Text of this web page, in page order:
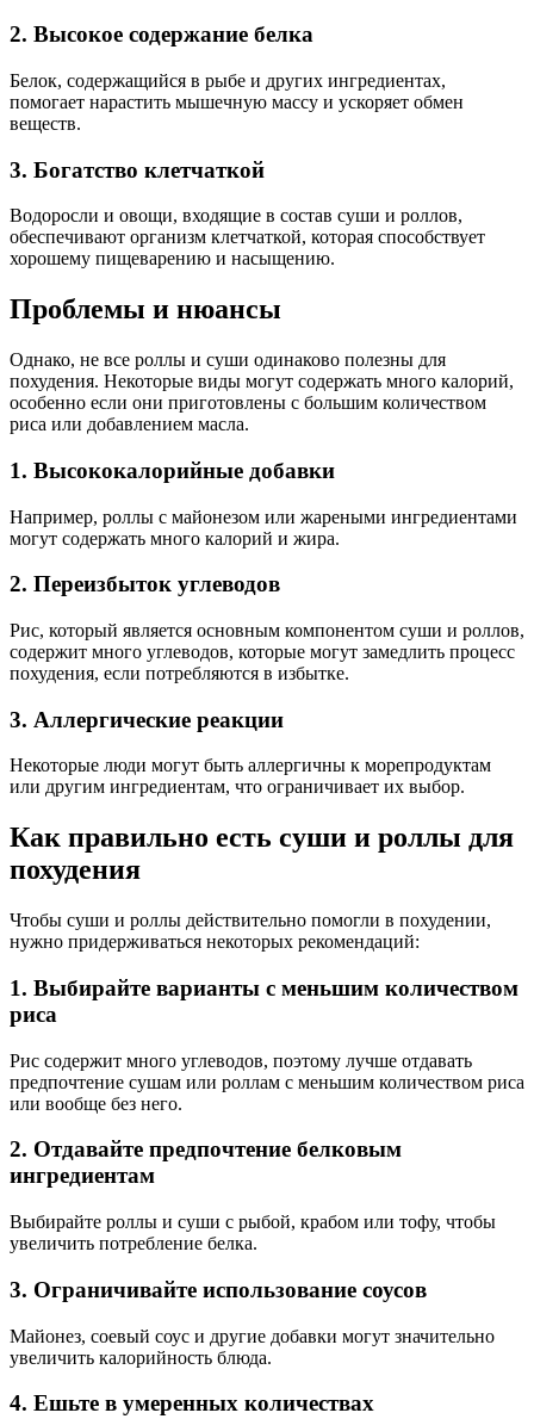
2. Высокое содержание белка
Белок, содержащийся в рыбе и других ингредиентах,
помогает нарастить мышечную массу и ускоряет обмен
веществ.
3. Богатство клетчаткой
Водоросли и овощи, входящие в состав суши и роллов,
обеспечивают организм клетчаткой, которая способствует
хорошему пищеварению и насыщению.
Проблемы и нюансы
Однако, не все роллы и суши одинаково полезны для
похудения. Некоторые виды могут содержать много калорий,
особенно если они приготовлены с большим количеством
риса или добавлением масла.
1. Высококалорийные добавки
Например, роллы с майонезом или жареными ингредиентами
могут содержать много калорий и жира.
2. Переизбыток углеводов
Рис, который является основным компонентом суши и роллов,
содержит много углеводов, которые могут замедлить процесс
похудения, если потребляются в избытке.
3. Аллергические реакции
Некоторые люди могут быть аллергичны к морепродуктам
или другим ингредиентам, что ограничивает их выбор.
Как правильно есть суши и роллы для
похудения
Чтобы суши и роллы действительно помогли в похудении,
нужно придерживаться некоторых рекомендаций:
1. Выбирайте варианты с меньшим количеством
риса
Рис содержит много углеводов, поэтому лучше отдавать
предпочтение сушам или роллам с меньшим количеством риса
или вообще без него.
2. Отдавайте предпочтение белковым
ингредиентам
Выбирайте роллы и суши с рыбой, крабом или тофу, чтобы
увеличить потребление белка.
3. Ограничивайте использование соусов
Майонез, соевый соус и другие добавки могут значительно
увеличить калорийность блюда.
4. Ешьте в умеренных количествах